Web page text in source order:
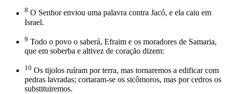
8 O Senhor enviou uma palavra contra Jacó, e ela caiu em
Israel.
9 Todo o povo o saberá, Efraim e os moradores de Samaria,
que em soberba e altivez de coração dizem:
10 Os tijolos ruíram por terra, mas tornaremos a edificar com
pedras lavradas; cortaram-se os sicômoros, mas por cedros os
substituiremos.